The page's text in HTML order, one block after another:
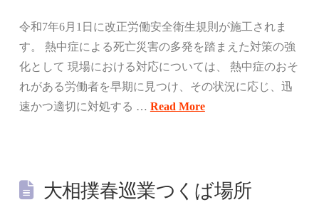
令和7年6月1日に改正労働安全衛生規則が施工されま
す。 熱中症による死亡災害の多発を踏まえた対策の強
化として 現場における対応については、 熱中症のおそ
れがある労働者を早期に見つけ、その状況に応じ、迅
速かつ適切に対処する … Read More
大相撲春巡業つくば場所